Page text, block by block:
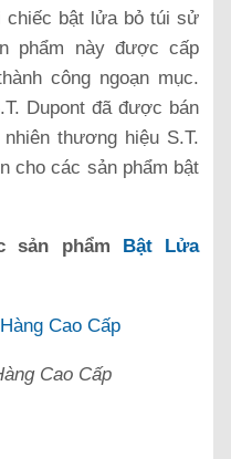
chiếc bật lửa bỏ túi sử
phẩm này được cấp
công ngoạn mục.
Dupont đã được bán
thương hiệu S.T.
cho các sản phẩm bật
sản phẩm Bật Lửa
Cao Cấp